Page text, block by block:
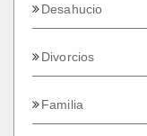
Desahucio
Divorcios
Familia